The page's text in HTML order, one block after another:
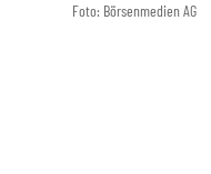
Foto: Börsenmedien AG